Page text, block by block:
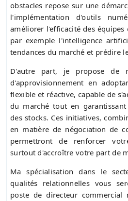
obstacles repose sur une
l'implémentation d'outils
améliorer l'efficacité des
par exemple l'intelligence
tendances du marché et prédire
D'autre part, je propose de
d'approvisionnement en
flexible et réactive, capable de
du marché tout en
des stocks. Ces initiatives,
en matière de négociation de
permettront de renforcer
surtout d'accroître votre part de
Ma spécialisation dans le
qualités relationnelles vous
poste de directeur